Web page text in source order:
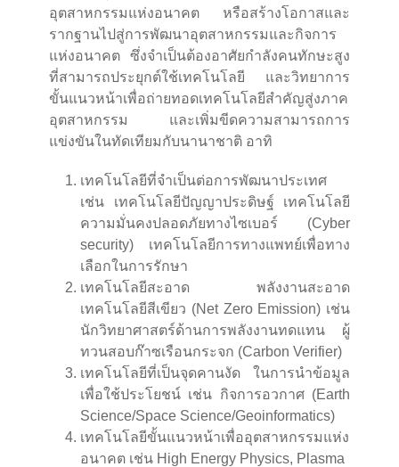
อุตสาหกรรมแห่งอนาคต หรือสร้างโอกาสและ
รากฐานไปสู่การพัฒนาอุตสาหกรรมและกิจการ
แห่งอนาคต ซึ่งจำเป็นต้องอาศัยกำลังคนทักษะสูง
ที่สามารถประยุกต์ใช้เทคโนโลยี และวิทยาการ
ขั้นแนวหน้าเพื่อถ่ายทอดเทคโนโลยีสำคัญสู่งภาค
อุตสาหกรรม และเพิ่มขีดความสามารถการ
แข่งขันในทัดเทียมกับนานาชาติ อาทิ
เทคโนโลยีที่จำเป็นต่อการพัฒนาประเทศ
เช่น เทคโนโลยีปัญญาประดิษฐ์ เทคโนโลยี
ความมั่นคงปลอดภัยทางไซเบอร์ (Cyber
security) เทคโนโลยีการทางแพทย์เพื่อทาง
เลือกในการรักษา
เทคโนโลยีสะอาด พลังงานสะอาด
เทคโนโลยีสีเขียว (Net Zero Emission) เช่น
นักวิทยาศาสตร์ด้านการพลังงานทดแทน ผู้
ทวนสอบก๊าซเรือนกระจก (Carbon Verifier)
เทคโนโลยีที่เป็นจุดคานงัด ในการนำข้อมูล
เพื่อใช้ประโยชน์ เช่น กิจการอวกาศ (Earth
Science/Space Science/Geoinformatics)
เทคโนโลยีขั้นแนวหน้าเพื่ออุตสาหกรรมแห่ง
อนาคต เช่น High Energy Physics, Plasma